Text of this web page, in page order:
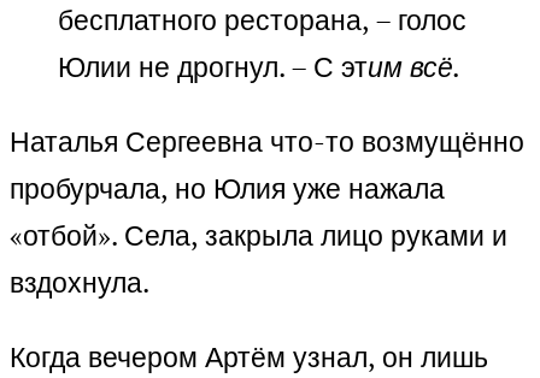
бесплатного ресторана, – голос
Юлии не дрогнул. – С этим всё.
Наталья Сергеевна что-то возмущённо
пробурчала, но Юлия уже нажала
«отбой». Села, закрыла лицо руками и
вздохнула.
Когда вечером Артём узнал, он лишь